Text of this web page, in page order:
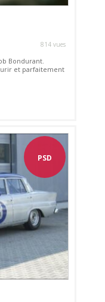
814 vues
Bondurant.
et parfaitement
PSD